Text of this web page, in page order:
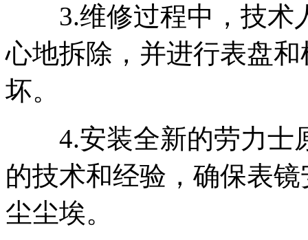
3.维修过程中，技术
心地拆除，并进行表盘
坏。
4.安装全新的劳力士
的技术和经验，确保表
尘尘埃。